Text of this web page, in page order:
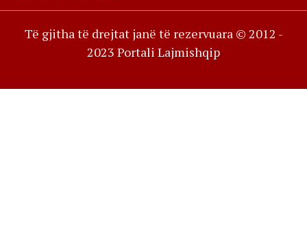
Të gjitha të drejtat janë të rezervuara © 2012 -
2023 Portali Lajmishqip